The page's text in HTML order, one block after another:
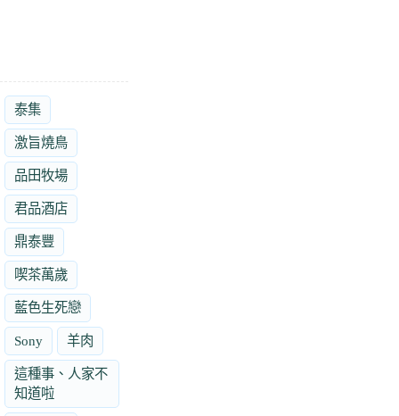
泰集
激旨燒鳥
品田牧場
君品酒店
鼎泰豐
喫茶萬歲
藍色生死戀
Sony 羊肉
這種事、人家不
知道啦